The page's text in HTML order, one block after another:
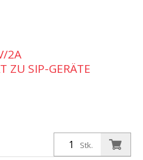
Stk.
2A
ZU SIP-GERÄTE